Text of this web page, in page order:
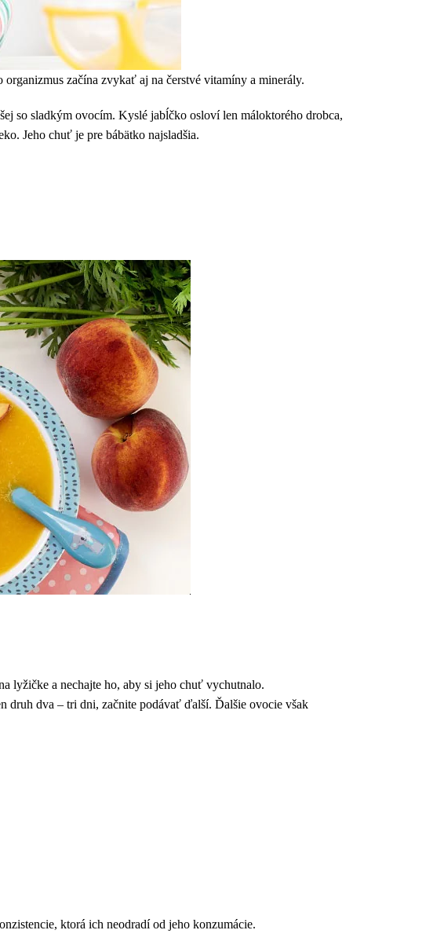
začína zvykať aj na čerstvé vitamíny a minerály.
so sladkým ovocím. Kyslé jabĺčko osloví len máloktorého drobca,
Jeho chuť je pre bábätko najsladšia.
lyžičke a nechajte ho, aby si jeho chuť vychutnalo.
druh dva – tri dni, začnite podávať ďalší. Ďalšie ovocie však
ktorá ich neodradí od jeho konzumácie.